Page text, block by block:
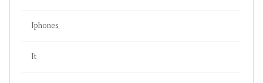
Iphones
It